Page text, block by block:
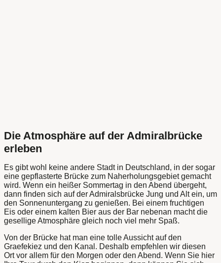
Die Atmosphäre auf der Admiralbrücke
erleben
Es gibt wohl keine andere Stadt in Deutschland, in der sogar
eine gepflasterte Brücke zum Naherholungsgebiet gemacht
wird. Wenn ein heißer Sommertag in den Abend übergeht,
dann finden sich auf der Admiralsbrücke Jung und Alt ein, um
den Sonnenuntergang zu genießen. Bei einem fruchtigen
Eis oder einem kalten Bier aus der Bar nebenan macht die
gesellige Atmosphäre gleich noch viel mehr Spaß.
Von der Brücke hat man eine tolle Aussicht auf den
Graefekiez und den Kanal. Deshalb empfehlen wir diesen
Ort vor allem für den Morgen oder den Abend. Wenn Sie hier